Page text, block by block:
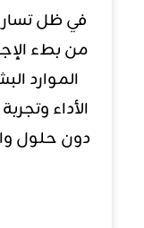
في ظل
من بطء
الموارد
الأداء
دون حلول